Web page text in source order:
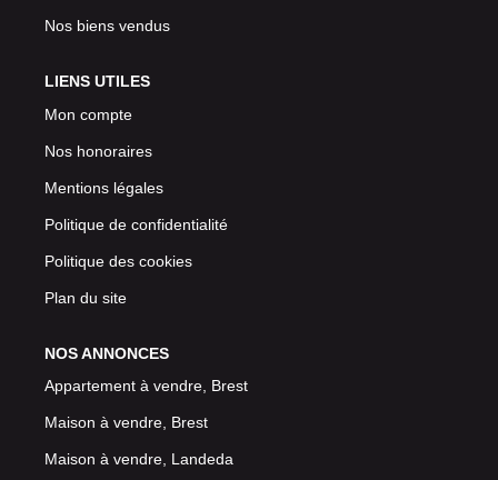
Nos biens vendus
LIENS UTILES
Mon compte
Nos honoraires
Mentions légales
Politique de confidentialité
Politique des cookies
Plan du site
NOS ANNONCES
Appartement à vendre, Brest
Maison à vendre, Brest
Maison à vendre, Landeda